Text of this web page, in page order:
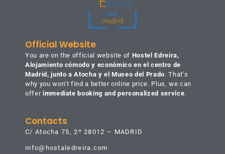
Official Website
You are on the official website of Hostel Edreira,
Alojamiento cómodo y económico en el centro de
Madrid, junto a Atocha y el Museo del Prado. That’s
why you won’t find a better online price. Plus, we can
offer immediate booking and personalized service.
Contacts
C/ Atocha 75, 2º 28012 – MADRID
info@hostaledreira.com